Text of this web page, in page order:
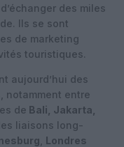
des miles
Ils se sont
de marketing
touristiques.
aujourd’hui des
notamment entre
de Bali, Jakarta,
liaisons long-
Londres